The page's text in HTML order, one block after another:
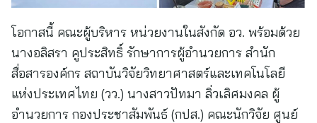
โอกาสนี้ คณะผู้บริหาร หน่วยงานในสังกัด อว. พร้อมด้วย
นางอลิสรา คูประสิทธิ์ รักษาการผู้อำนวยการ สำนัก
สื่อสารองค์กร สถาบันวิจัยวิทยาศาสตร์และเทคโนโลยี
แห่งประเทศไทย (วว.) นางสาวปัทมา ลิ่วเลิศมงคล ผู้
อำนวยการ กองประชาสัมพันธ์ (กปส.) คณะนักวิจัย ศูนย์